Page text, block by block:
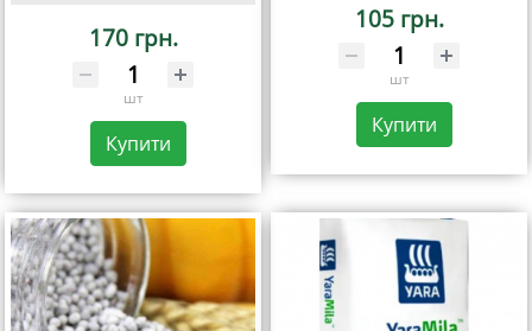
170 грн.
шт
Купити
105 грн.
шт
Купити